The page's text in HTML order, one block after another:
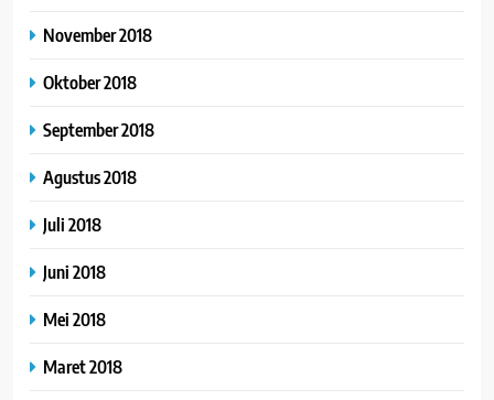
November 2018
Oktober 2018
September 2018
Agustus 2018
Juli 2018
Juni 2018
Mei 2018
Maret 2018